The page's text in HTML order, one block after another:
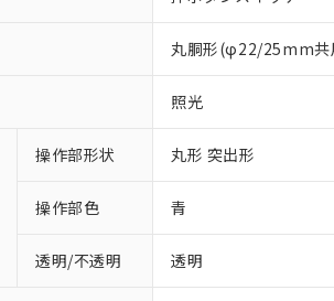
丸胴形(φ22/25mm共
照光
操作部形状 丸形 突出形
操作部色 青
透明/不透明 透明